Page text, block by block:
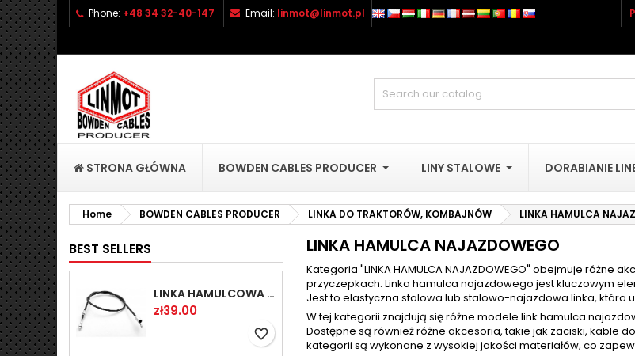
Wishlist name
Cancel
((confirmMessage))
You need to be logged in to save products in your
Phone: +48 34 32-40-147 Email: linmot@linmot.pl
STRONA GŁÓWNA BOWDEN CABLES PRODUCER LINY STALOWE DORABIANIE
Home BOWDEN CABLES PRODUCER LINKA DO TRAKTORÓW, KOMBAJNÓW LINKA HAMULCA
BEST SELLERS
LINKA HAMULCOWA PRZYCZEPY KNOTT 1440/1230 33921-1.14
Price
zł39.00
favorite_border
LINKA HAMULCA NAJAZDOWEGO
Kategoria "LINKA HAMULCA NAJAZDOWEGO" obejmuje
przyczepkach. Linka hamulca najazdowego jest kluczowym
Jest to elastyczna stalowa lub stalowo-najazdowa linka,
W tej kategorii znajdują się różne modele link hamulca
Dostępne są również różne akcesoria, takie jak zaciski, kable
kategorii są wykonane z wysokiej jakości materiałów, co